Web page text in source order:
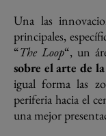
Una las
principales,
“The Loop“, un
sobre el arte de
igual forma las
periferia hacia el
una mejor